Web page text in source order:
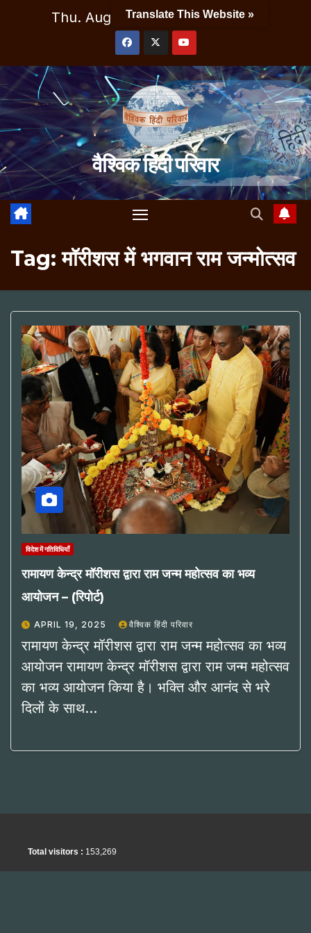
Thu. Aug 6th, 2026 5:00:49 AM
वैश्विक हिंदी परिवार
Tag:मॉरीशस में भगवान राम जन्मोत्सव
विदेश में गतिविधियाँ
रामायण केन्द्र मॉरीशस द्वारा राम जन्म महोत्सव का भव्य
आयोजन – (रिपोर्ट)
APRIL 19, 2025 वैश्विक हिंदी परिवार
रामायण केन्द्र मॉरीशस द्वारा राम जन्म महोत्सव का भव्य
आयोजन रामायण केन्द्र मॉरीशस द्वारा राम जन्म महोत्सव
का भव्य आयोजन किया है। भक्ति और आनंद से भरे
दिलों के साथ…
Total visitors : 153,269
Translate This Website »